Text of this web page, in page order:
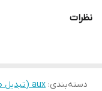
سطح بالایی برخوردار
در صورت خم شدن کابل
نظرات
دسته‌بندی: aux (تبدیل صدا)